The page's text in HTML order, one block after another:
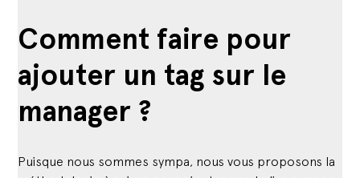
Comment faire pour
ajouter un tag sur le
manager ?
Puisque nous sommes sympa, nous vous proposons la